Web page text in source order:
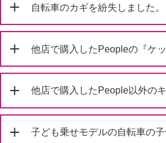
自転車のカギを紛失しました
他店で購入したPeopleの『ケ
他店で購入したPeople以外の
子ども乗せモデルの自転車の